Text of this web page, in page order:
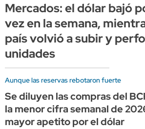
Mercados: el dólar bajó
vez en la semana,
país volvió a subir y
unidades
Aunque las reservas rebotaron fuerte
Se diluyen las compras del
la menor cifra semanal de
mayor apetito por el dólar